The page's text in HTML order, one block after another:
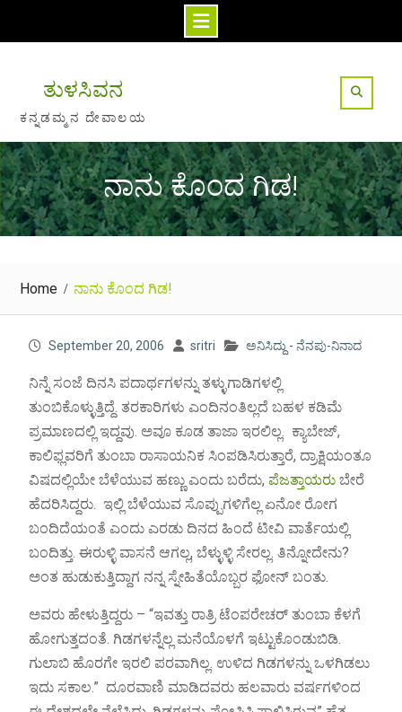
contentತುಳಸಿವನ
ಕನ್ನಡಮ್ಮನ ದೇವಾಲಯ
ನಾನು ಕೊಂದ ಗಿಡ!
Home ನಾನು ಕೊಂದ ಗಿಡ!
September 20, 2006 sritri ಅನಿಸಿದ್ದು - ನೆನಪು-ನಿನಾದ
ನಿನ್ನೆ ಸಂಜೆ ದಿನಸಿ ಪದಾರ್ಥಗಳನ್ನು ತಳ್ಳುಗಾಡಿಗಳಲ್ಲಿ
ತುಂಬಿಕೊಳ್ಳುತ್ತಿದ್ದೆ. ತರಕಾರಿಗಳು ಎಂದಿನಂತಿಲ್ಲದೆ ಬಹಳ ಕಡಿಮೆ
ಪ್ರಮಾಣದಲ್ಲಿ ಇದ್ದವು. ಅವೂ ಕೂಡ ತಾಜಾ ಇರಲಿಲ್ಲ. ಕ್ಯಾಬೇಜ್,
ಕಾಲಿಫ್ಲವರಿಗೆ ತುಂಬಾ ರಾಸಾಯನಿಕ ಸಿಂಪಡಿಸಿರುತ್ತಾರೆ, ದ್ರಾಕ್ಷಿಯಂತೂ
ವಿಷದಲ್ಲಿಯೇ ಬೆಳೆಯುವ ಹಣ್ಣು ಎಂದು ಬರೆದು, ಪೆಜತ್ತಾಯರು ಬೇರೆ
ಹೆದರಿಸಿದ್ದರು. ಇಲ್ಲಿ ಬೆಳೆಯುವ ಸೊಪ್ಪುಗಳಿಗೆಲ್ಲ ಏನೋ ರೋಗ
ಬಂದಿದೆಯಂತೆ ಎಂದು ಎರಡು ದಿನದ ಹಿಂದೆ ಟೀವಿ ವಾರ್ತೆಯಲ್ಲಿ
ಬಂದಿತ್ತು. ಈರುಳ್ಳಿ ವಾಸನೆ ಆಗಲ್ಲ, ಬೆಳ್ಳುಳ್ಳಿ ಸೇರಲ್ಲ. ತಿನ್ನೋದೇನು?
ಅಂತ ಹುಡುಕುತ್ತಿದ್ದಾಗ ನನ್ನ ಸ್ನೇಹಿತೆಯೊಬ್ಬರ ಫೋನ್ ಬಂತು.
ಅವರು ಹೇಳುತ್ತಿದ್ದರು – “ಇವತ್ತು ರಾತ್ರಿ ಟೆಂಪರೇಚರ್ ತುಂಬಾ ಕೆಳಗೆ
ಹೋಗುತ್ತದಂತೆ. ಗಿಡಗಳನ್ನೆಲ್ಲ ಮನೆಯೊಳಗೆ ಇಟ್ಟುಕೊಂಡುಬಿಡಿ.
ಗುಲಾಬಿ ಹೊರಗೇ ಇರಲಿ ಪರವಾಗಿಲ್ಲ. ಉಳಿದ ಗಿಡಗಳನ್ನು ಒಳಗಿಡಲು
ಇದು ಸಕಾಲ.” ದೂರವಾಣಿ ಮಾಡಿದವರು ಹಲವಾರು ವರ್ಷಗಳಿಂದ